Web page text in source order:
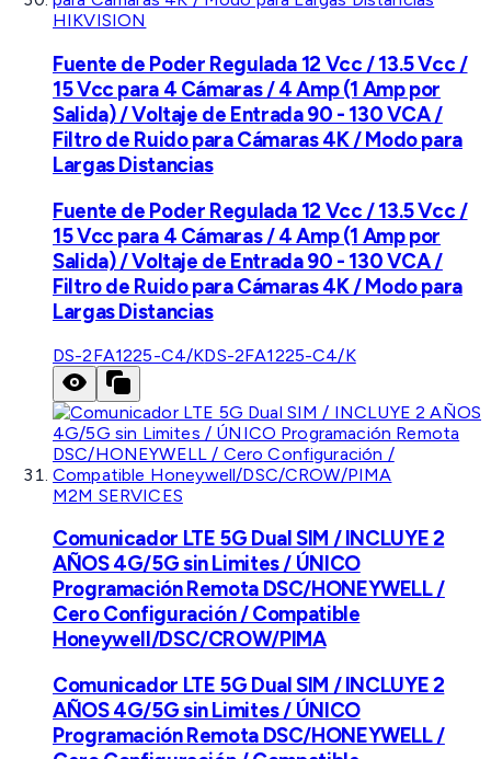
HIKVISION
Fuente de Poder Regulada 12 Vcc / 13.5 Vcc /
15 Vcc para 4 Cámaras / 4 Amp (1 Amp por
Salida) / Voltaje de Entrada 90 - 130 VCA /
Filtro de Ruido para Cámaras 4K / Modo para
Largas Distancias
Fuente de Poder Regulada 12 Vcc / 13.5 Vcc /
15 Vcc para 4 Cámaras / 4 Amp (1 Amp por
Salida) / Voltaje de Entrada 90 - 130 VCA /
Filtro de Ruido para Cámaras 4K / Modo para
Largas Distancias
DS-2FA1225-C4/KDS-2FA1225-C4/K
M2M SERVICES
Comunicador LTE 5G Dual SIM / INCLUYE 2
AÑOS 4G/5G sin Limites / ÚNICO
Programación Remota DSC/HONEYWELL /
Cero Configuración / Compatible
Honeywell/DSC/CROW/PIMA
Comunicador LTE 5G Dual SIM / INCLUYE 2
AÑOS 4G/5G sin Limites / ÚNICO
Programación Remota DSC/HONEYWELL /